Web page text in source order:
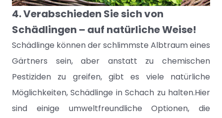
4. Verabschieden Sie sich von
Schädlingen – auf natürliche Weise!
Schädlinge können der schlimmste Albtraum eines
Gärtners sein, aber anstatt zu chemischen
Pestiziden zu greifen, gibt es viele natürliche
Möglichkeiten, Schädlinge in Schach zu halten.Hier
sind einige umweltfreundliche Optionen, die